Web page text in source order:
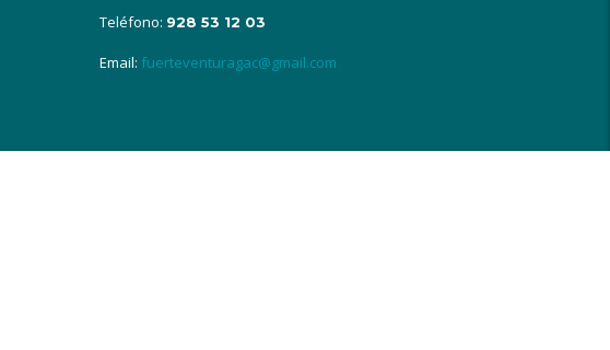
Teléfono: 928 53 12 03
Email: fuerteventuragac@gmail.com